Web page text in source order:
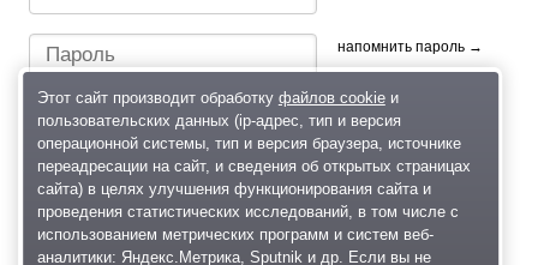
напомнить пароль →
Быстрый вход/регистрация, используя профиль в:
Этот сайт производит обработку файлов cookieи
пользовательских данных (ip-адрес, тип и версия
операционной системы, тип и версия браузера, источнике
переадресации на сайт, и сведения об открытых страницах
сайта) в целях улучшения функционирования сайта и
проведения статистических исследований, в том числе с
использованием метрических программ и систем веб-
аналитики: Яндекс.Метрика, Sputnik и др. Если вы не